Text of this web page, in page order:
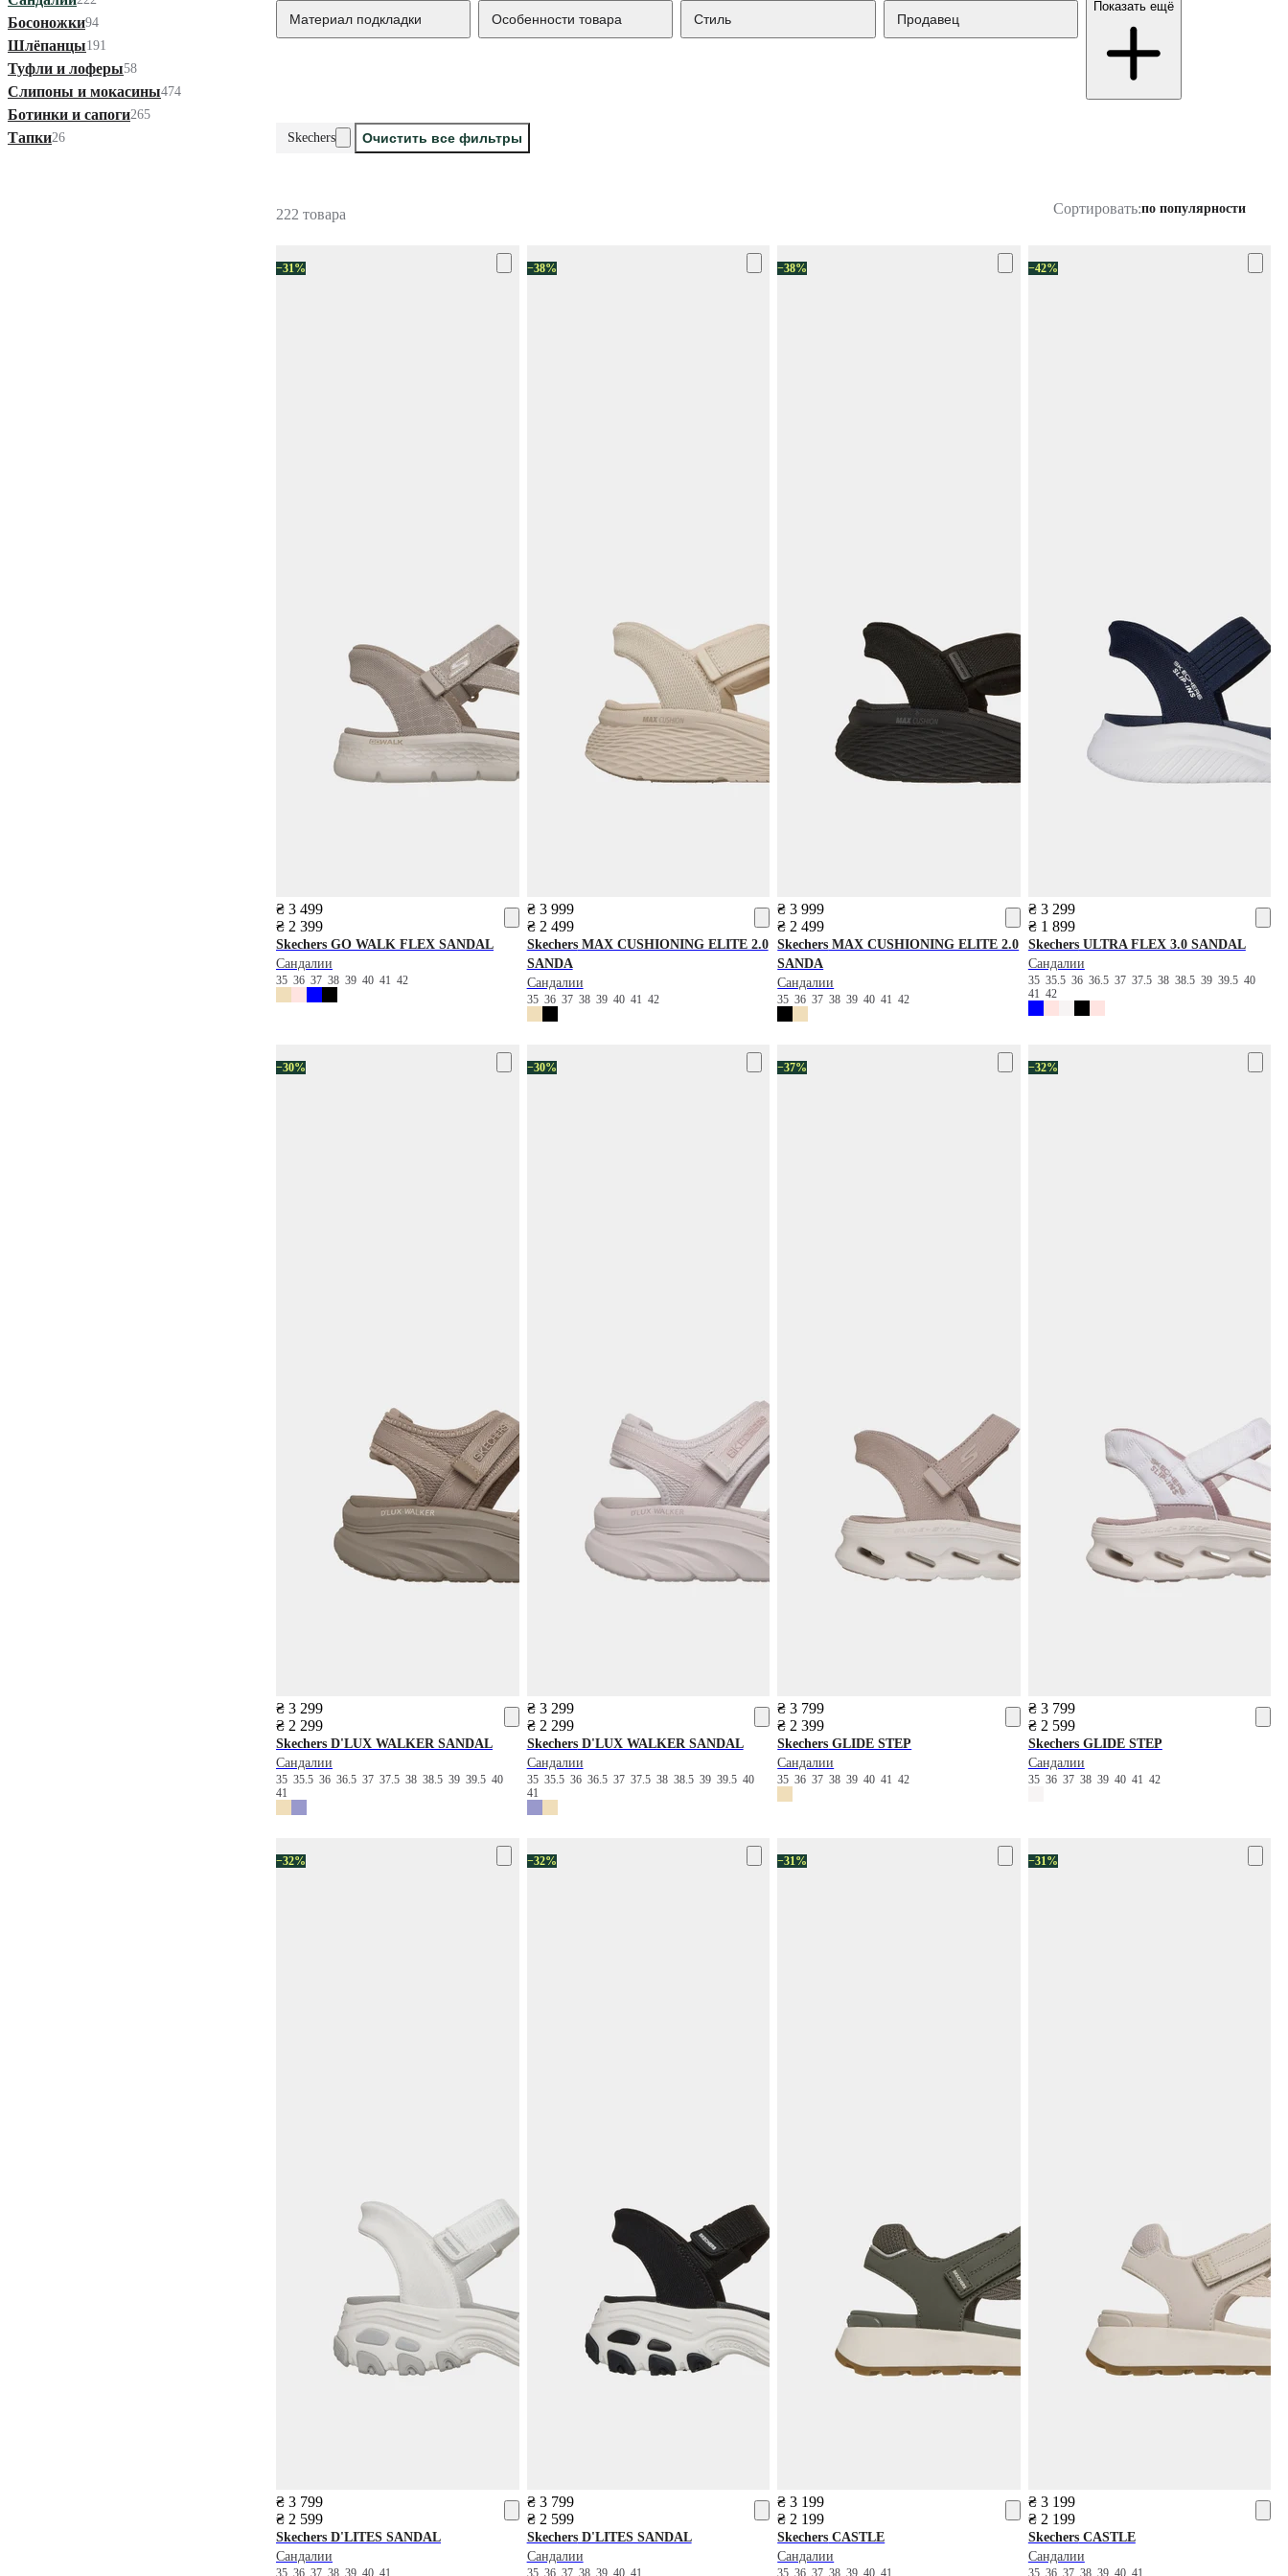
Босоножки94
Шлёпанцы191
Туфли и лоферы58
Слипоны и мокасины474
Ботинки и сапоги265
Тапки26
Материал подкладки Особенности товара Стиль Продавец
Показать ещё
Skechers Очистить все фильтры
222 товара Сортировать:по популярности
−31%
₴ 3 499
₴ 2 399
Skechers GO WALK FLEX SANDAL
Сандалии
35 36 37 38 39 40 41 42
−38%
₴ 3 999
₴ 2 499
SkechersMAX CUSHIONING ELITE 2.0
SANDA
Сандалии
35 36 37 38 39 40 41 42
−38%
₴ 3 999
₴ 2 499
Skechers MAX CUSHIONING ELITE 2.0
SANDA
Сандалии
3536373839404142
−42%
₴ 3 299
₴ 1 899
SkechersULTRA FLEX 3.0 SANDAL
Сандалии
35 35.5 36 36.5 37 37.5 38 38.5 39 39.5 40
41 42
−30%
₴ 3 299
₴ 2 299
Skechers D'LUX WALKER SANDAL
Сандалии
35 35.5 36 36.5 37 37.5 38 38.5 39 39.5 40
41
−30%
₴ 3 299
₴ 2 299
SkechersD'LUX WALKER SANDAL
Сандалии
35 35.5 36 36.5 37 37.5 38 38.5 39 39.5 40
41
−37%
₴ 3 799
₴ 2 399
Skechers GLIDE STEP
Сандалии
3536373839404142
−32%
₴ 3 799
₴ 2 599
SkechersGLIDE STEP
Сандалии
35 36 37 38 39 40 41 42
−32%
₴ 3 799
₴ 2 599
Skechers D'LITES SANDAL
Сандалии
35 36 37 38 39 40 41
−32%
₴ 3 799
₴ 2 599
SkechersD'LITES SANDAL
Сандалии
35 36 37 38 39 40 41
−31%
₴ 3 199
₴ 2 199
Skechers CASTLE
Сандалии
35363738394041
−31%
₴ 3 199
₴ 2 199
SkechersCASTLE
Сандалии
35 36 37 38 39 40 41